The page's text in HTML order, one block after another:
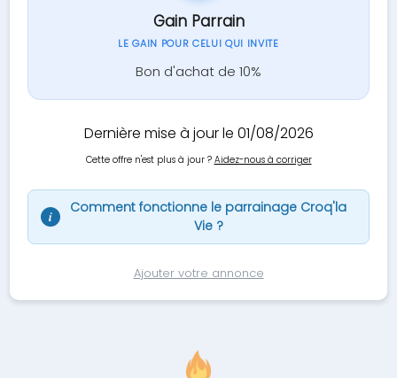
Gain Parrain
LE GAIN POUR CELUI QUI INVITE
Bon d'achat de 10%
Dernière mise à jour le 01/08/2026
Cette offre n'est plus à jour ? Aidez-nous à corriger
i
Comment fonctionne le parrainage Croq'la
Vie ?
Ajouter votre annonce